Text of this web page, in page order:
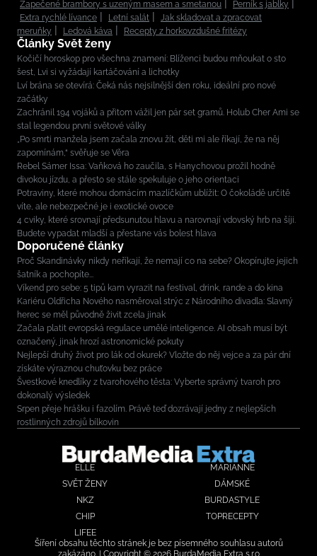
Zapečené brambory s uzeným masem a smetanou
Perník s jablky
Extra rychlé lívance
Letní salát
Jak skladovat a zpracovat
meruňky
Ledová káva Recepty z horkovzdušné fritézy
Články Svět ženy
Kočičí horoskop pro všechna znamení: Blíženci budou mňoukat o sto
šest, Lvi si vyžádají kartáčování a lichotky
Lví brána se otevírá: Čeká nás nejsilnější den roku, ideální pro nové
začátky
Zachránil 194 vojáků a přitom vážil jen pár set gramů. Holub Cher Ami se
stal legendou první světové války
„Po smrti manžela jsem začala znovu žít, děti mi ale říkají, že na něj
zapomínám,“ svěřuje se Věra
Rebel Sámer Issa: Vaňková ho zaučila, s Hanychovou prožil hodně
divokou jízdu, a přesto se stále spekuluje o jeho orientaci
Potraviny, které mohou domácím mazlíčkům ublížit: O čokoládě určitě
víte, ale nebezpečné je i exotické ovoce
4 cviky, které srovnají předsunutou hlavu a narovnají vdovský hrb na šíji.
Budete vypadat mladší a přestane vás bolest hlava
Doporučené články
Proč Skandinávky nikdy neříkají, že nemají co na sebe? Okopírujte jejich
šatník a pochopíte...
Víkend pro sebe: 5 tipů kam vyrazit na festival, drink, rande a do kina
Kariéru Oldřicha Nového nasměroval strýc z Národního divadla: Slavný
herec se měl původně živit zcela jinak
Začala platit evropská regulace umělé inteligence. AI obsah musí být
označený, jinak hrozí astronomické pokuty
Nejlepší druhý život pro lák od okurek? Vložte do něj vejce a za pár dní
získáte výraznou chuťovku bez práce
Švestkové knedlíky z tvarohového těsta: Vyberte správný tvaroh pro
dokonalý výsledek
Srpen přeje hrášku i fazolím. Právě teď dozrávají jedny z nejlepších
rostlinných zdrojů bílkovin
ELLE
MARIANNE
SVĚT ŽENY
DÁMSKÉ
NKZ
BURDASTYLE
CHIP
TOPRECEPTY
LIFEE
Šíření obsahu těchto stránek je bez písemného souhlasu autorů